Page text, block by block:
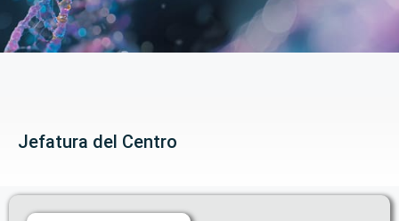
Jefatura del Centro